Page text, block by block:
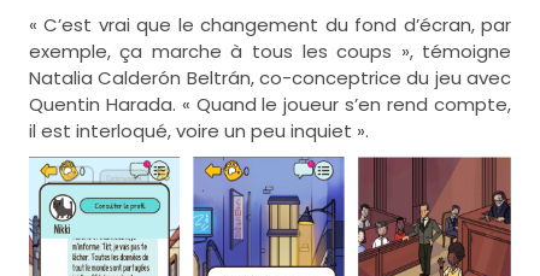
« C’est vrai que le changement du fond d’écran, par
exemple, ça marche à tous les coups », témoigne
Natalia Calderón Beltrán, co-conceptrice du jeu avec
Quentin Harada. « Quand le joueur s’en rend compte,
il est interloqué, voire un peu inquiet ».